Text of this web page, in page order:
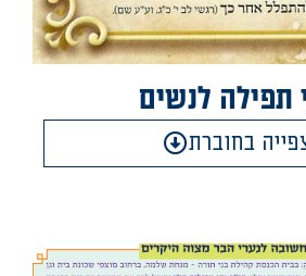
תפילה לנשים
בחוברת